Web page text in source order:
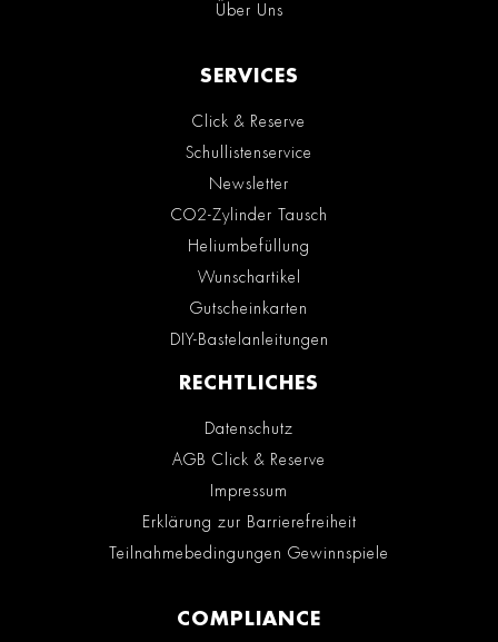
Über Uns
SERVICES
Click & Reserve
Schullistenservice
Newsletter
CO2-Zylinder Tausch
Heliumbefüllung
Wunschartikel
Gutscheinkarten
DIY-Bastelanleitungen
RECHTLICHES
Datenschutz
AGB Click & Reserve
Impressum
Erklärung zur Barrierefreiheit
Teilnahmebedingungen Gewinnspiele
COMPLIANCE